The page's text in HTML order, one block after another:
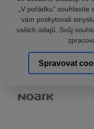
„V pořádku“
vám poskytovali
vašich údajů. Svůj
Spravovat